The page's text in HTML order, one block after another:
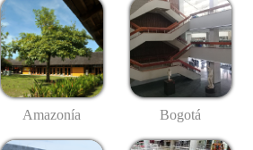
Amazonía Bogotá